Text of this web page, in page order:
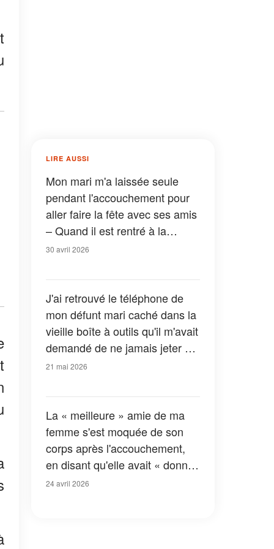
LIRE AUSSI
Mon mari m'a laissée seule
pendant l'accouchement pour
aller faire la fête avec ses amis
– Quand il est rentré à la
maison, ce qu'a fait sa grand-
30 avril 2026
J'ai retrouvé le téléphone de
mon défunt mari caché dans la
vieille boîte à outils qu'il m'avait
demandé de ne jamais jeter –
La dernière vidéo qu'il y avait
21 mai 2026
La « meilleure » amie de ma
femme s'est moquée de son
corps après l'accouchement,
en disant qu'elle avait « donné
toute sa beauté au bébé » – Je
24 avril 2026